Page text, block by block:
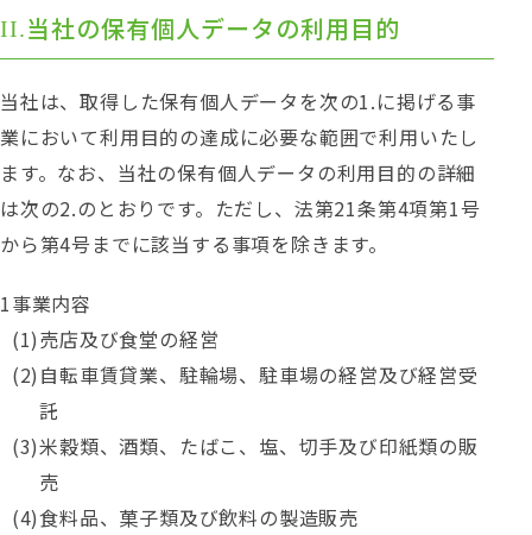
当社の保有個人データの利用目的
当社は、取得した保有個人データを次の1.に掲げる事
業において利用目的の達成に必要な範囲で利用いたし
ます。なお、当社の保有個人データの利用目的の詳細
は次の2.のとおりです。ただし、法第21条第4項第1号
から第4号までに該当する事項を除きます。
事業内容
売店及び食堂の経営
自転車賃貸業、駐輪場、駐車場の経営及び経営受
託
米穀類、酒類、たばこ、塩、切手及び印紙類の販
売
食料品、菓子類及び飲料の製造販売